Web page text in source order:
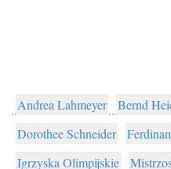
Andrea Lahmeyer Bernd
Dorothee Schneider
Igrzyska Olimpijskie